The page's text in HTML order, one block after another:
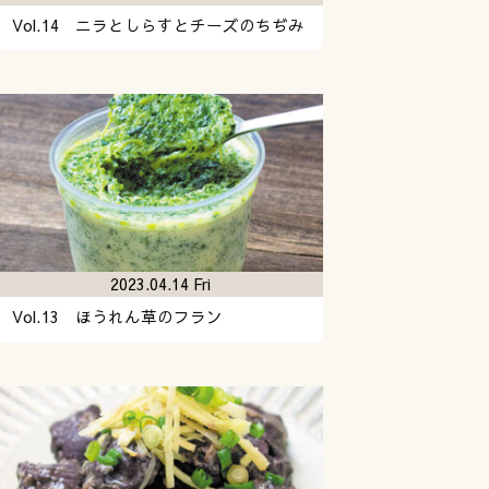
Vol.14 ニラとしらすとチーズのちぢみ
Vol.13 ほうれん草のフラン
2023.04.14 Fri